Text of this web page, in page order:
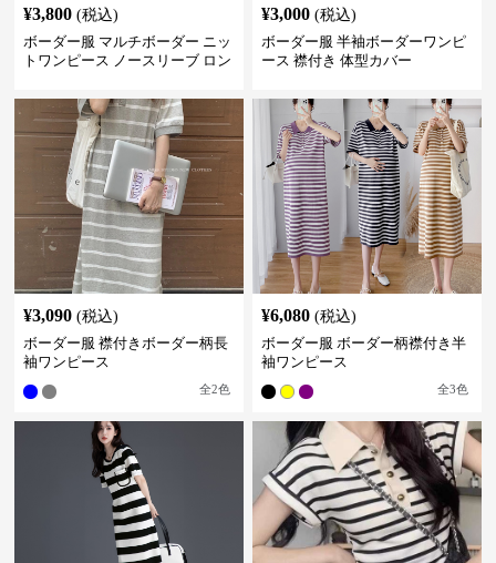
¥3,800 (税込)
ボーダー服 マルチボーダー ニッ
トワンピース ノースリーブ ロン
¥3,000 (税込)
ボーダー服 半袖ボーダーワンピ
ース 襟付き 体型カバー
¥3,090 (税込)
ボーダー服 襟付きボーダー柄長
袖ワンピース
全2色
¥6,080 (税込)
ボーダー服 ボーダー柄襟付き半
袖ワンピース
全3色